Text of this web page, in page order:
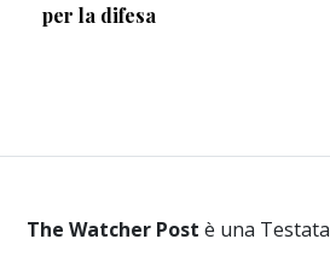
per la difesa
The Watcher Post è una Testata